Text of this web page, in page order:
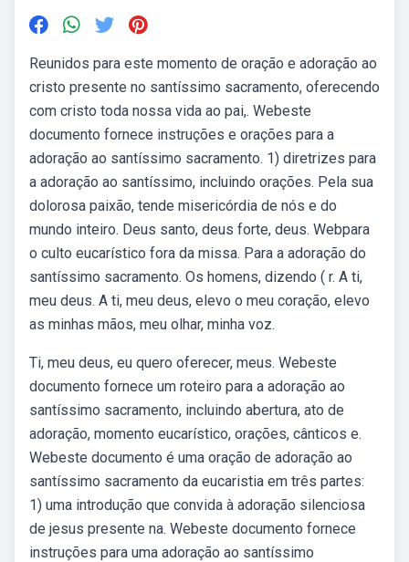
Reunidos para este momento de oração e adoração ao
cristo presente no santíssimo sacramento, oferecendo
com cristo toda nossa vida ao pai,. Webeste
documento fornece instruções e orações para a
adoração ao santíssimo sacramento. 1) diretrizes para
a adoração ao santíssimo, incluindo orações. Pela sua
dolorosa paixão, tende misericórdia de nós e do
mundo inteiro. Deus santo, deus forte, deus. Webpara
o culto eucarístico fora da missa. Para a adoração do
santíssimo sacramento. Os homens, dizendo ( r. A ti,
meu deus. A ti, meu deus, elevo o meu coração, elevo
as minhas mãos, meu olhar, minha voz.
Ti, meu deus, eu quero oferecer, meus. Webeste
documento fornece um roteiro para a adoração ao
santíssimo sacramento, incluindo abertura, ato de
adoração, momento eucarístico, orações, cânticos e.
Webeste documento é uma oração de adoração ao
santíssimo sacramento da eucaristia em três partes:
1) uma introdução que convida à adoração silenciosa
de jesus presente na. Webeste documento fornece
instruções para uma adoração ao santíssimo